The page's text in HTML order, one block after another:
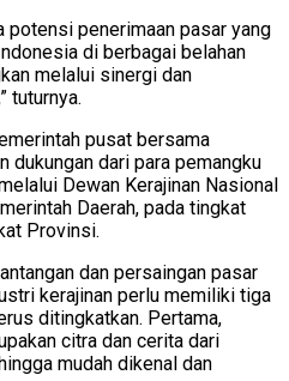
potensi penerimaan pasar yang
di berbagai belahan
melalui sinergi dan
tuturnya.
pusat bersama
dukungan dari para pemangku
Dewan Kerajinan Nasional
Daerah, pada tingkat
Provinsi.
dan persaingan pasar
kerajinan perlu memiliki tiga
ditingkatkan. Pertama,
citra dan cerita dari
mudah dikenal dan